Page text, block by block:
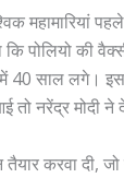
महामारियां
कि पोलियो
साल लगे। इस
तो नरेंद्र
तैयार करवा